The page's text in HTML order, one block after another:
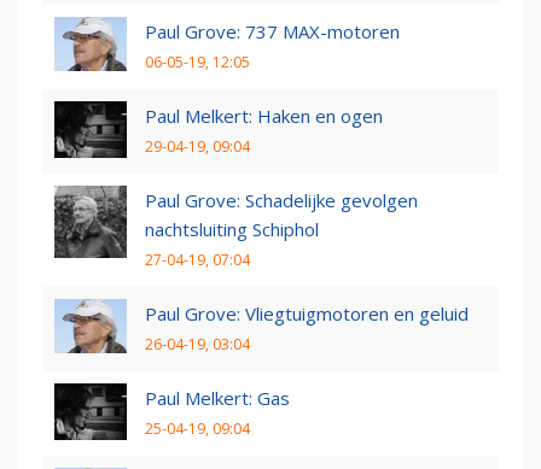
Paul Grove: 737 MAX-motoren
06-05-19, 12:05
Paul Melkert: Haken en ogen
29-04-19, 09:04
Paul Grove: Schadelijke gevolgen
nachtsluiting Schiphol
27-04-19, 07:04
Paul Grove: Vliegtuigmotoren en geluid
26-04-19, 03:04
Paul Melkert: Gas
25-04-19, 09:04